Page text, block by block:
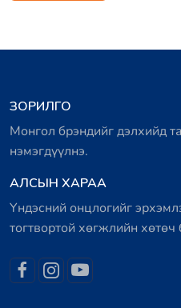
ЗОРИЛГО
Монгол брэндийг дэлхийд
нэмэгдүүлнэ.
АЛСЫН ХАРАА
Үндэсний онцлогийг
тогтвортой хөгжлийн хөтөч